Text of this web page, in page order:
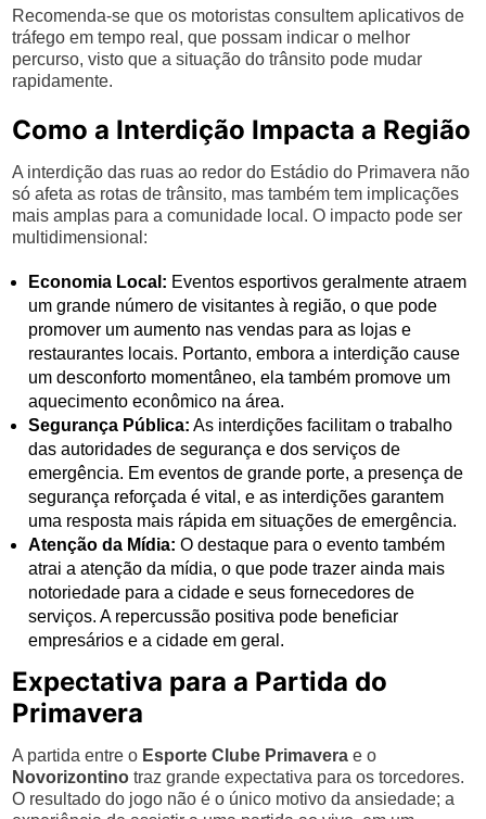
Recomenda-se que os motoristas consultem aplicativos de
tráfego em tempo real, que possam indicar o melhor
percurso, visto que a situação do trânsito pode mudar
rapidamente.
Como a Interdição Impacta a Região
A interdição das ruas ao redor do Estádio do Primavera não
só afeta as rotas de trânsito, mas também tem implicações
mais amplas para a comunidade local. O impacto pode ser
multidimensional:
Economia Local: Eventos esportivos geralmente atraem
um grande número de visitantes à região, o que pode
promover um aumento nas vendas para as lojas e
restaurantes locais. Portanto, embora a interdição cause
um desconforto momentâneo, ela também promove um
aquecimento econômico na área.
Segurança Pública: As interdições facilitam o trabalho
das autoridades de segurança e dos serviços de
emergência. Em eventos de grande porte, a presença de
segurança reforçada é vital, e as interdições garantem
uma resposta mais rápida em situações de emergência.
Atenção da Mídia: O destaque para o evento também
atrai a atenção da mídia, o que pode trazer ainda mais
notoriedade para a cidade e seus fornecedores de
serviços. A repercussão positiva pode beneficiar
empresários e a cidade em geral.
Expectativa para a Partida do
Primavera
A partida entre o Esporte Clube Primavera e o
Novorizontino traz grande expectativa para os torcedores.
O resultado do jogo não é o único motivo da ansiedade; a